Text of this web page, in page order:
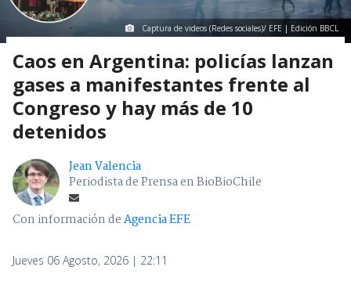
Captura de videos (Redes sociales)/ EFE | Edición BBCL
Caos en Argentina: policías lanzan
gases a manifestantes frente al
Congreso y hay más de 10
detenidos
Jean Valencia
Periodista de Prensa en BioBioChile
Con información deAgencia EFE
Jueves 06 Agosto, 2026 | 22:11